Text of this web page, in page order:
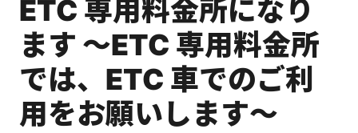
ETC 専用料金所になり
ます ～ETC 専用料金所
では、ETC 車でのご利
用をお願いします～